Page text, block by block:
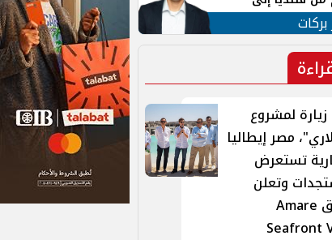
لمشروع
مصر إيطاليا
تستعرض
وتعلن
إطلاق Amare
Seafront